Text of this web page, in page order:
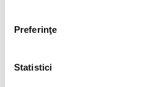
Preferinţe
Statistici
TARTĂ CU CONOPIDĂ ȘI ROȘII
FUELLED BY